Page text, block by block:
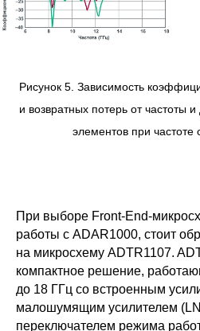
Рисунок 5. Зависимость
и возвратных потерь от частоты
элементов при частоте
При выборе Front-End-
работы с ADAR1000, стоит
на микросхему ADTR1107.
компактное решение,
до 18 ГГц со встроенным
малошумящим усилителем
переключателем режима